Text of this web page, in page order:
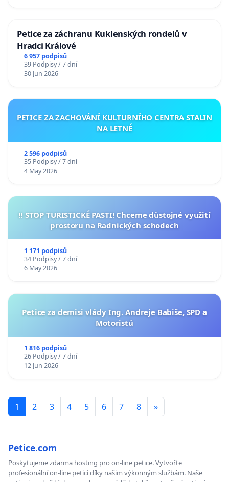
Petice za záchranu Kuklenských rondelů v
Hradci Králové
6 957 podpisů
39 Podpisy / 7 dní
30 Jun 2026
PETICE ZA ZACHOVÁNÍ KULTURNÍHO CENTRA STALIN
NA LETNÉ
2 596 podpisů
35 Podpisy / 7 dní
4 May 2026
‼️ STOP TURISTICKÉ PASTI! Chceme důstojné využití
prostoru na Radnických schodech
1 171 podpisů
34 Podpisy / 7 dní
6 May 2026
Petice za demisi vlády Ing. Andreje Babiše, SPD a
Motoristů
1 816 podpisů
26 Podpisy / 7 dní
12 Jun 2026
1 2 3 4 5 6 7 8 »
Petice.com
Poskytujeme zdarma hosting pro on-line petice. Vytvořte
profesionální on-line petici díky našim výkonným službám. Naše